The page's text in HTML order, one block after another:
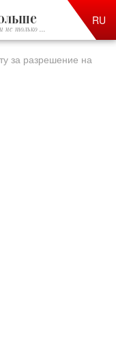
и не только ...
RU
за разрешение на